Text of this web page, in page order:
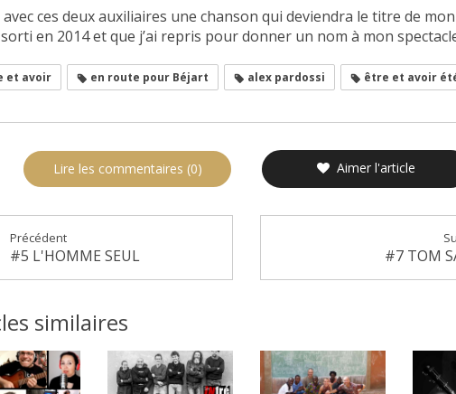
avec ces deux auxiliaires une chanson qui deviendra le titre de
en 2014 et que j’ai repris pour donner un nom à mon
et avoir en route pour Béjart alex pardossi être et avoir
Lire les commentaires (0) Aimer l'article
Précédent
#5 L'HOMME SEUL #7 TOM
similaires